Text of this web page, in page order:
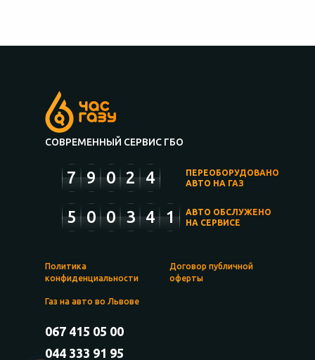
СОВРЕМЕННЫЙ СЕРВИС ГБО
7 9 0 2 4
ПЕРЕОБОРУДОВАНО
АВТО НА ГАЗ
5 0 0 3 4 1
АВТО ОБСЛУЖЕНО
НА СЕРВИСЕ
Политика
конфиденциальности
Договор публичной
оферты
Газ на авто во Львове
067 415 05 00
044 333 91 95